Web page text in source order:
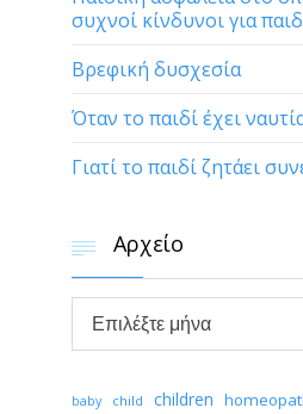
συχνοί κίνδυνοι για
Βρεφική δυσχεσία
Όταν το παιδί έχει
Γιατί το παιδί ζητάει
 Αρχείο
Αρχείο
baby child children